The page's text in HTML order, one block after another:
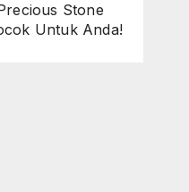
Stone
Untuk Anda!